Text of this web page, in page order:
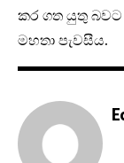
කර ගත යුතු බවට
මහතා පැවසීය.